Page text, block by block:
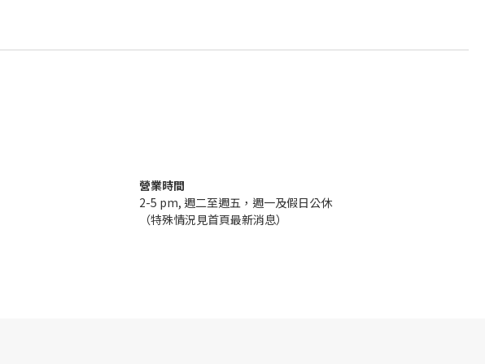
營業時間
2-5 pm, 週二至週五，週一及假日公休
（特殊情況見首頁最新消息）